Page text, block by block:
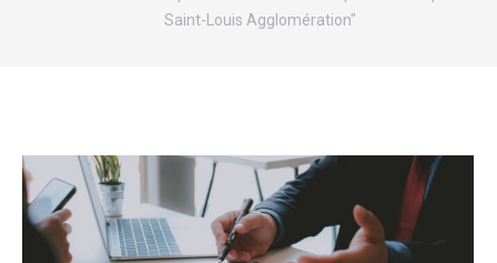
Saint-Louis Agglomération"